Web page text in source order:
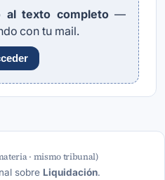
al texto completo—
con tu mail.
· mismo tribunal)
sobre Liquidación.